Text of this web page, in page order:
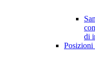
di
Posizioni